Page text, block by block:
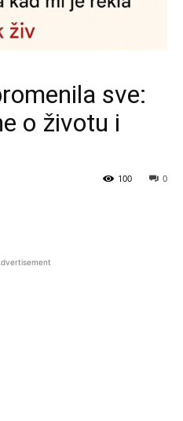
sve:
o životu i
0
100